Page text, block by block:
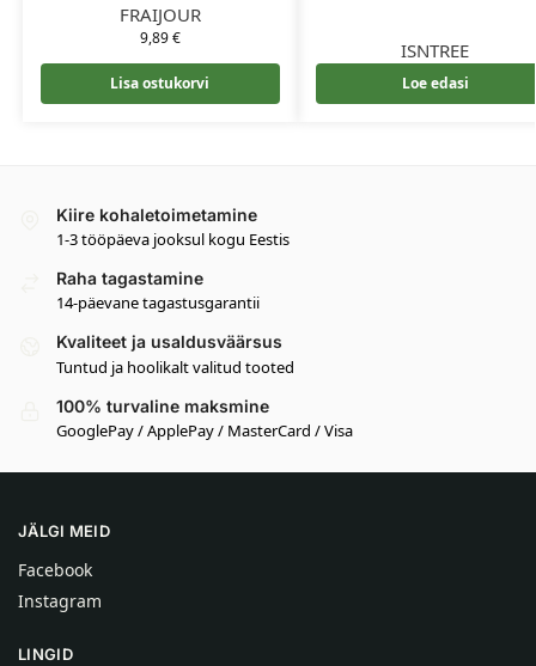
FRAIJOUR
9,89€
Lisa ostukorvi
ISNTREE
Loe edasi
Kiire kohaletoimetamine
1-3 tööpäeva jooksul kogu Eestis
Raha tagastamine
14-päevane tagastusgarantii
Kvaliteet ja usaldusväärsus
Tuntud ja hoolikalt valitud tooted
100% turvaline maksmine
GooglePay / ApplePay / MasterCard / Visa
JÄLGI MEID
Facebook
Instagram
LINGID